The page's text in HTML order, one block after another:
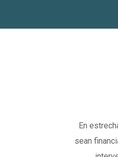
En
sean